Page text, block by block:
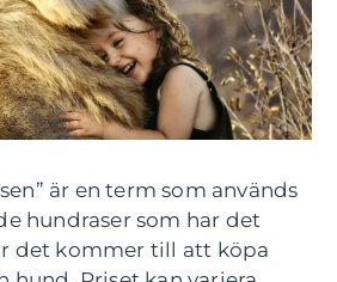
är en term som används
hundraser som har det
det kommer till att köpa